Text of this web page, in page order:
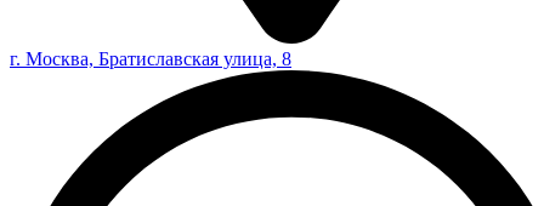
г. Москва, Братиславская улица, 8